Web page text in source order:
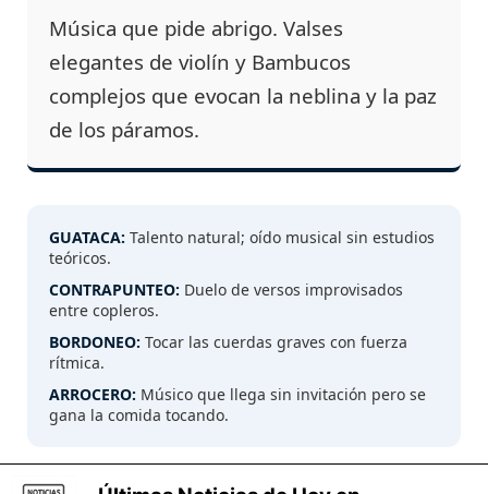
Música que pide abrigo. Valses
elegantes de violín y Bambucos
complejos que evocan la neblina y la paz
de los páramos.
GUATACA: Talento natural; oído musical sin estudios
teóricos.
CONTRAPUNTEO: Duelo de versos improvisados
entre copleros.
BORDONEO: Tocar las cuerdas graves con fuerza
rítmica.
ARROCERO: Músico que llega sin invitación pero se
gana la comida tocando.